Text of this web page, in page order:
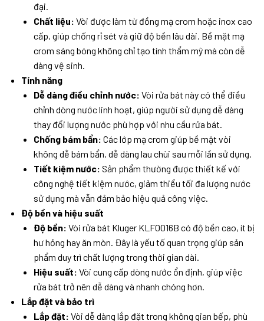
đại.
Chất liệu: Vòi được làm từ đồng mạ crom hoặc inox cao
cấp, giúp chống rỉ sét và giữ độ bền lâu dài. Bề mặt mạ
crom sáng bóng không chỉ tạo tính thẩm mỹ mà còn dễ
dàng vệ sinh.
Tính năng
Dễ dàng điều chỉnh nước: Vòi rửa bát này có thể điều
chỉnh dòng nước linh hoạt, giúp người sử dụng dễ dàng
thay đổi lượng nước phù hợp với nhu cầu rửa bát.
Chống bám bẩn: Các lớp mạ crom giúp bề mặt vòi
không dễ bám bẩn, dễ dàng lau chùi sau mỗi lần sử dụng.
Tiết kiệm nước: Sản phẩm thường được thiết kế với
công nghệ tiết kiệm nước, giảm thiểu tối đa lượng nước
sử dụng mà vẫn đảm bảo hiệu quả công việc.
Độ bền và hiệu suất
Độ bền: Vòi rửa bát Kluger KLF0016B có độ bền cao, ít bị
hư hỏng hay ăn mòn. Đây là yếu tố quan trọng giúp sản
phẩm duy trì chất lượng trong thời gian dài.
Hiệu suất: Vòi cung cấp dòng nước ổn định, giúp việc
rửa bát trở nên dễ dàng và nhanh chóng hơn.
Lắp đặt và bảo trì
Lắp đặt: Vòi dễ dàng lắp đặt trong không gian bếp, phù